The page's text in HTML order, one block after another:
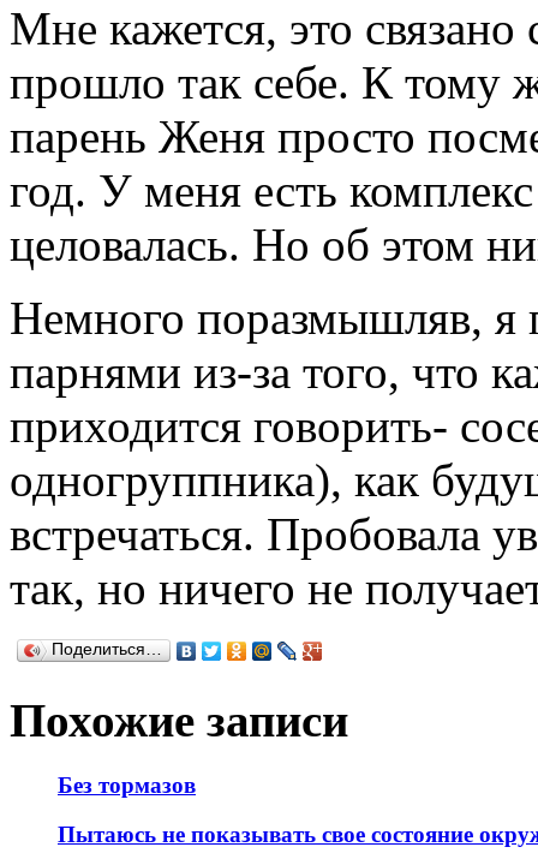
Мне кажется, это
прошло так себе. К тому
парень Женя просто
год. У меня есть
целовалась. Но об этом
Немного поразмышляв, я
парнями из-за того, что
приходится говорить-
одногруппника), как
встречаться. Пробовала
так, но ничего не
Поделиться…
Похожие записи
Без тормазов
Пытаюсь не показывать свое состояние